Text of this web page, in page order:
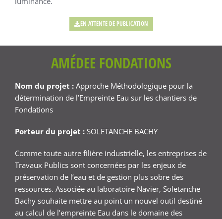
EN ATTENTE DE PUBLICATION
AMÉDEE FONDATIONS
Nom du projet : Approche Méthodologique pour la
détermination de l’Empreinte Eau sur les chantiers de
Fondations
Porteur du projet : SOLETANCHE BACHY
Comme toute autre filière industrielle, les entreprises de
Travaux Publics sont concernées par les enjeux de
préservation de l’eau et de gestion plus sobre des
ressources. Associée au laboratoire Navier, Soletanche
Bachy souhaite mettre au point un nouvel outil destiné
au calcul de l’empreinte Eau dans le domaine des